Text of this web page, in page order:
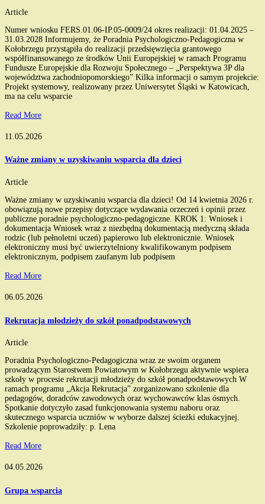
Article
Numer wniosku FERS.01.06-IP.05-0009/24 okres realizacji: 01.04.2025 –
31.03.2028 Informujemy, że Poradnia Psychologiczno-Pedagogiczna w
Kołobrzegu przystąpiła do realizacji przedsięwzięcia grantowego
współfinansowanego ze środków Unii Europejskiej w ramach Programu
Fundusze Europejskie dla Rozwoju Społecznego – „Perspektywa 3P dla
województwa zachodniopomorskiego” Kilka informacji o samym projekcie:
Projekt systemowy, realizowany przez Uniwersytet Śląski w Katowicach,
ma na celu wsparcie
Read More
11.05.2026
Ważne zmiany w uzyskiwaniu wsparcia dla dzieci
Article
Ważne zmiany w uzyskiwaniu wsparcia dla dzieci! Od 14 kwietnia 2026 r.
obowiązują nowe przepisy dotyczące wydawania orzeczeń i opinii przez
publiczne poradnie psychologiczno-pedagogiczne. KROK 1: Wniosek i
dokumentacja Wniosek wraz z niezbędną dokumentacją medyczną składa
rodzic (lub pełnoletni uczeń) papierowo lub elektronicznie. Wniosek
elektroniczny musi być uwierzytelniony kwalifikowanym podpisem
elektronicznym, podpisem zaufanym lub podpisem
Read More
06.05.2026
Rekrutacja młodzieży do szkół ponadpodstawowych
Article
Poradnia Psychologiczno-Pedagogiczna wraz ze swoim organem
prowadzącym Starostwem Powiatowym w Kołobrzegu aktywnie wspiera
szkoły w procesie rekrutacji młodzieży do szkół ponadpodstawowych W
ramach programu „Akcja Rekrutacja” zorganizowano szkolenie dla
pedagogów, doradców zawodowych oraz wychowawców klas ósmych.
Spotkanie dotyczyło zasad funkcjonowania systemu naboru oraz
skutecznego wsparcia uczniów w wyborze dalszej ścieżki edukacyjnej.
Szkolenie poprowadziły: p. Lena
Read More
04.05.2026
Grupa wsparcia